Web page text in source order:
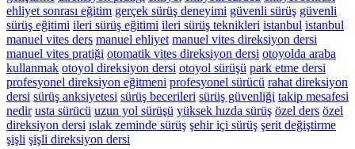
ehliyet sonrası eğitim gerçek sürüş deneyimi güvenli sürüş güvenli
sürüş eğitimi ileri sürüş eğitimi ileri sürüş teknikleri istanbul istanbul
manuel vites ders manuel ehliyet manuel vites direksiyon dersi
manuel vites pratiği otomatik vites direksiyon dersi otoyolda araba
kullanmak otoyol direksiyon dersi otoyol sürüşü park etme dersi
profesyonel direksiyon eğitmeni profesyonel sürücü rahat direksiyon
dersi sürüş anksiyetesi sürüş becerileri sürüş güvenliği takip mesafesi
nedir usta sürücü uzun yol sürüşü yüksek hızda sürüş özel ders özel
direksiyon dersi ıslak zeminde sürüş şehir içi sürüş şerit değiştirme
şişli şişli direksiyon dersi